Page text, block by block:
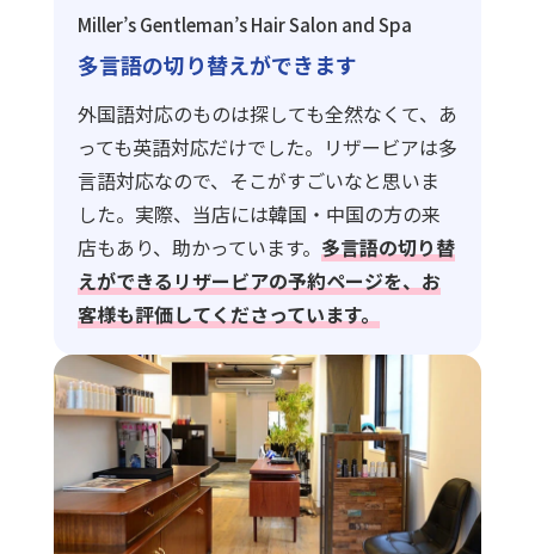
Miller’s Gentleman’s Hair Salon and Spa
多言語の切り替えができます
外国語対応のものは探しても全然なくて、あ
っても英語対応だけでした。リザービアは多
言語対応なので、そこがすごいなと思いま
した。実際、当店には韓国・中国の方の来
店もあり、助かっています。 多言語の切り替
えができるリザービアの予約ページを、お
客様も評価してくださっています。